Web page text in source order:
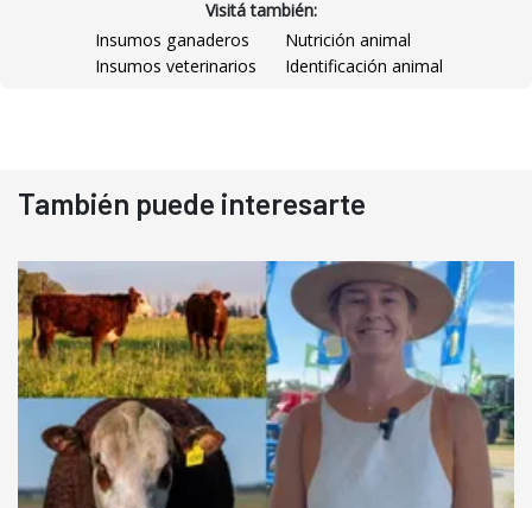
Visitá también:
Insumos ganaderos
Nutrición animal
Insumos veterinarios
Identificación animal
También puede interesarte